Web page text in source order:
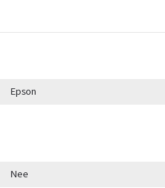
Epson
Nee